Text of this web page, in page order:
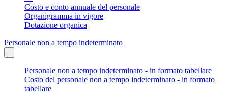
Costo e conto annuale del personale
Organigramma in vigore
Dotazione organica
Personale non a tempo indeterminato
Personale non a tempo indeterminato - in formato tabellare
Costo del personale non a tempo indeterminato - in formato
tabellare